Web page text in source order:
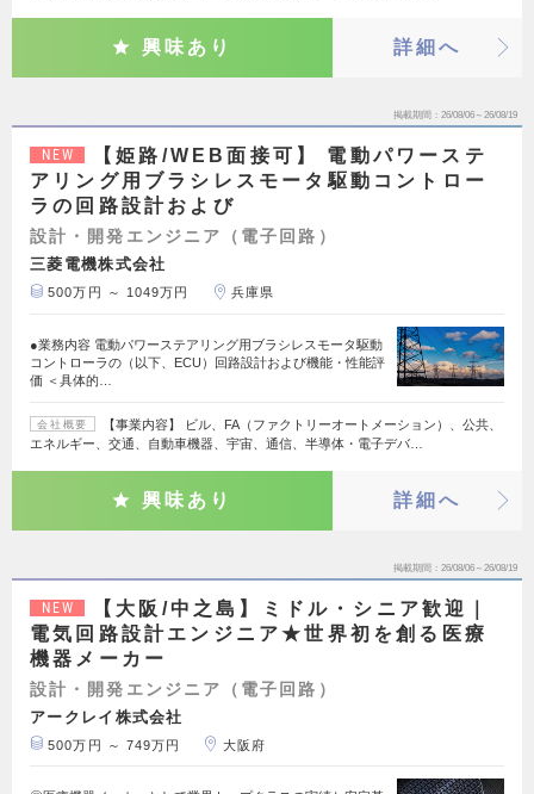
興味あり 詳細へ
掲載期間 26/08/06～26/08/19
NEW
【姫路/WEB面接可】 電動パワーステ
アリング用ブラシレスモータ駆動コントロー
ラの回路設計および
設計・開発エンジニア（電子回路）
三菱電機株式会社
500万円 ～ 1049万円 兵庫県
●業務内容 電動パワーステアリング用ブラシレスモータ駆動
コントローラの（以下、ECU）回路設計および機能・性能評
価 ＜具体的…
会社概要
【事業内容】 ビル、FA（ファクトリーオートメーション）、公共、
エネルギー、交通、自動車機器、宇宙、通信、半導体・電子デバ…
興味あり 詳細へ
掲載期間 26/08/06～26/08/19
NEW
【大阪/中之島】ミドル・シニア歓迎｜
電気回路設計エンジニア★世界初を創る医療
機器メーカー
設計・開発エンジニア（電子回路）
アークレイ株式会社
500万円 ～ 749万円 大阪府